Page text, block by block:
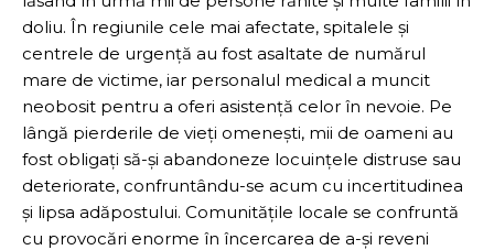
doliu. În regiunile cele mai afectate, spitalele și
centrele de urgență au fost asaltate de numărul
mare de victime, iar personalul medical a muncit
neobosit pentru a oferi asistență celor în nevoie. Pe
lângă pierderile de vieți omenești, mii de oameni au
fost obligați să-și abandoneze locuințele distruse sau
deteriorate, confruntându-se acum cu incertitudinea
și lipsa adăpostului. Comunitățile locale se confruntă
cu provocări enorme în încercarea de a-și reveni